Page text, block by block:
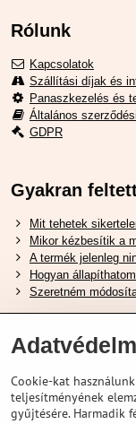
Rólunk
Kapcsolatok
Szállítási díjak és
Panaszkezelés és
Általános
GDPR
Gyakran
Mit tehetek
Mikor kézbesítik a
A termék jelenleg
Hogyan
Szeretném
Hasznos
Hogyan válasszuk
Hogyan válasszuk
Shimano E-Bike
Cookie-kat
teljesítményének
gyűjtésére. Harmadik